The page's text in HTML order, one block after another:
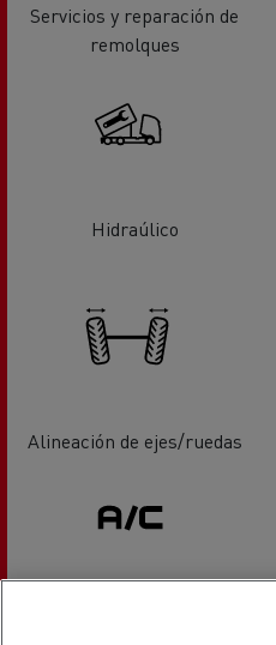
Servicios y reparación de
remolques
Hidraúlico
Alineación de ejes/ruedas